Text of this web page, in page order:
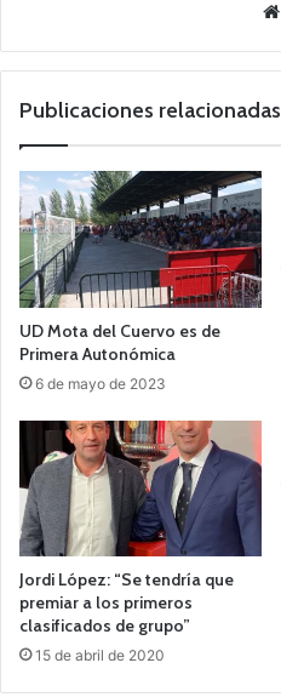
Publicaciones relacionadas
UD Mota del Cuervo es de
Primera Autonómica
6 de mayo de 2023
Jordi López: “Se tendría que
premiar a los primeros
clasificados de grupo”
15 de abril de 2020